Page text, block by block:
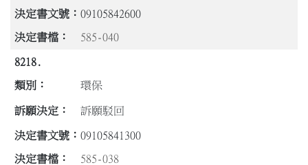
09105842600
585-040
8218.
環保
訴願駁回
09105841300
585-038